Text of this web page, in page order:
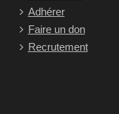
Adhérer
Faire un don
Recrutement